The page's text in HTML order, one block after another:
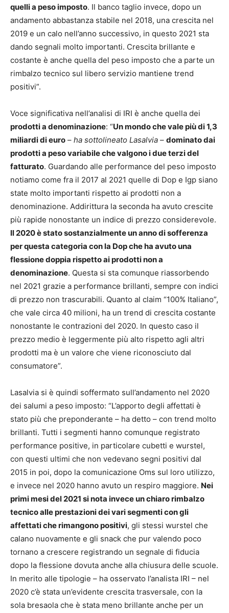
quelli a peso imposto. Il banco taglio invece, dopo un
andamento abbastanza stabile nel 2018, una crescita nel
2019 e un calo nell’anno successivo, in questo 2021 sta
dando segnali molto importanti. Crescita brillante e
costante è anche quella del peso imposto che a parte un
rimbalzo tecnico sul libero servizio mantiene trend
positivi”.
Voce significativa nell’analisi di IRI è anche quella dei
prodotti a denominazione: “Un mondo che vale più di 1,3
miliardi di euro – ha sottolineato Lasalvia – dominato dai
prodotti a peso variabile che valgono i due terzi del
fatturato. Guardando alle performance del peso imposto
notiamo come fra il 2017 al 2021 quelle di Dop e Igp siano
state molto importanti rispetto ai prodotti non a
denominazione. Addirittura la seconda ha avuto crescite
più rapide nonostante un indice di prezzo considerevole.
Il 2020 è stato sostanzialmente un anno di sofferenza
per questa categoria con la Dop che ha avuto una
flessione doppia rispetto ai prodotti non a
denominazione. Questa si sta comunque riassorbendo
nel 2021 grazie a performance brillanti, sempre con indici
di prezzo non trascurabili. Quanto al claim “100% Italiano”,
che vale circa 40 milioni, ha un trend di crescita costante
nonostante le contrazioni del 2020. In questo caso il
prezzo medio è leggermente più alto rispetto agli altri
prodotti ma è un valore che viene riconosciuto dal
consumatore”.
Lasalvia si è quindi soffermato sull’andamento nel 2020
dei salumi a peso imposto: “L’apporto degli affettati è
stato più che preponderante – ha detto – con trend molto
brillanti. Tutti i segmenti hanno comunque registrato
performance positive, in particolare cubetti e wurstel,
con questi ultimi che non vedevano segni positivi dal
2015 in poi, dopo la comunicazione Oms sul loro utilizzo,
e invece nel 2020 hanno avuto un respiro maggiore. Nei
primi mesi del 2021 si nota invece un chiaro rimbalzo
tecnico alle prestazioni dei vari segmenti con gli
affettati che rimangono positivi, gli stessi wurstel che
calano nuovamente e gli snack che pur valendo poco
tornano a crescere registrando un segnale di fiducia
dopo la flessione dovuta anche alla chiusura delle scuole.
In merito alle tipologie – ha osservato l’analista IRI – nel
2020 c’è stata un’evidente crescita trasversale, con la
sola bresaola che è stata meno brillante anche per un